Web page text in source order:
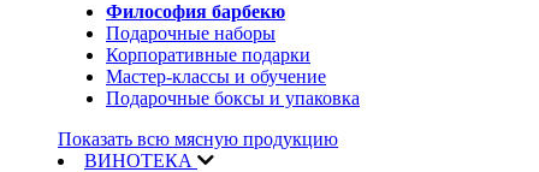
Философия барбекю
Подарочные наборы
Корпоративные подарки
Мастер-классы и обучение
Подарочные боксы и упаковка
Показать всю мясную продукцию
ВИНОТЕКА